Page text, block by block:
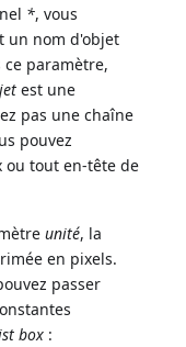
*, vous
un nom d'objet
ce paramètre,
est une
pas une chaîne
pouvez
tout en-tête de
unité, la
en pixels.
passer
box :